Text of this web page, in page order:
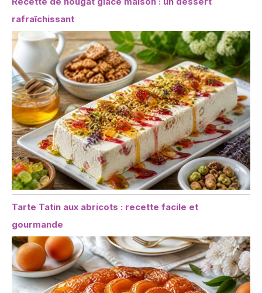
rafraîchissant
Tarte Tatin aux abricots : recette facile et
gourmande